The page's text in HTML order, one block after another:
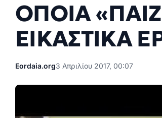
ΟΠΟΙΑ
ΕΙΚΑΣΤΙΚΑ
Eordaia.org3 Απριλίου 2017, 00:07